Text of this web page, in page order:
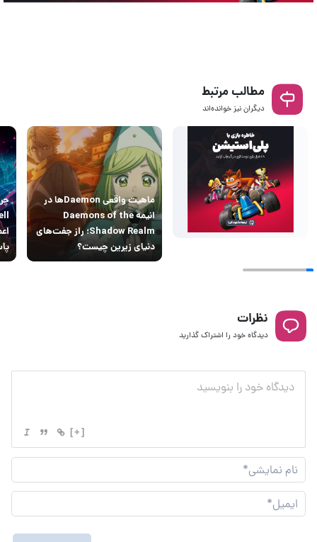
مطالب مرتبط
دیگران نیز خوانده‌اند
ماهیت واقعی Daemonها در
انیمه Daemons of the
Shadow Realm؛ راز جفت‌های
دنیای زیرین چیست؟
نظرات
دیدگاه خود را اشتراک گذارید
[+]
نام